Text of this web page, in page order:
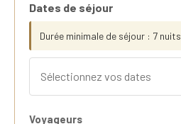
Dates de séjour
Durée minimale de séjour : 7 nuits
Voyageurs